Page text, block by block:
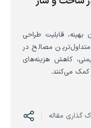
بهینه، قابلیت طراحی
مصالح در
کاهش هزینه‌های
کمک می‌کنند.
گذاری مقاله